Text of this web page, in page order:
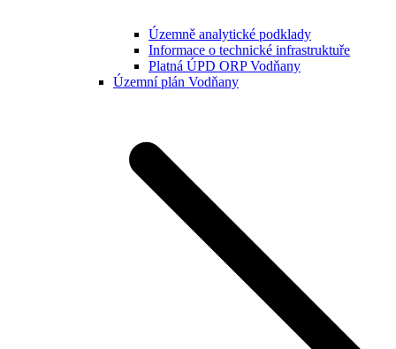
Územně analytické podklady
Informace o technické infrastruktuře
Platná ÚPD ORP Vodňany
Územní plán Vodňany